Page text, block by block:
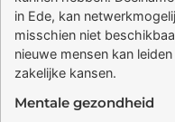
in Ede, kan
misschien niet
nieuwe mensen kan
zakelijke kansen.
Mentale gezondheid